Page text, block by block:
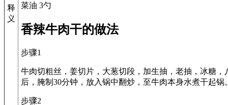
释
义
菜油 3勺
香辣牛肉干的做法
步骤1
牛肉切粗丝，姜切片，大葱切段，加生抽，老抽，冰糖
后，腌制30分钟，放入锅中翻炒，至牛肉本身水煮干起锅
步骤2